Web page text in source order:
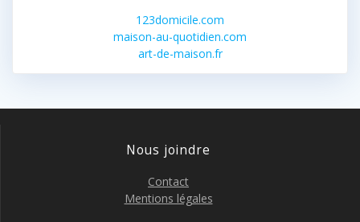
123domicile.com
maison-au-quotidien.com
art-de-maison.fr
Nous joindre
Contact
Mentions légales